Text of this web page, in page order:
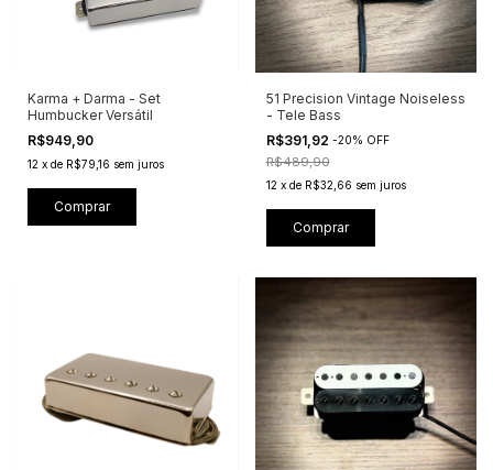
Karma + Darma - Set
Humbucker Versátil
R$949,90
12 x de R$79,16 sem juros
Comprar
51 Precision Vintage Noiseless
- Tele Bass
R$391,92 -20% OFF
R$489,90
12 x de R$32,66 sem juros